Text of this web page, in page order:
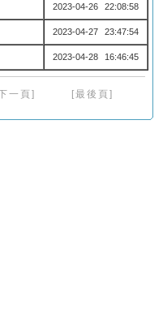
2023-04-26 22:08:58
2023-04-27 23:47:54
2023-04-28 16:46:45
一頁] [最後頁]